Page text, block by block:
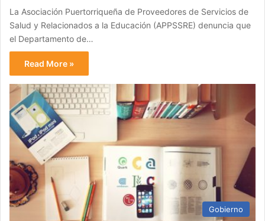
La Asociación Puertorriqueña de Proveedores de Servicios de
Salud y Relacionados a la Educación (APPSSRE) denuncia que
el Departamento de…
Read More »
Gobierno